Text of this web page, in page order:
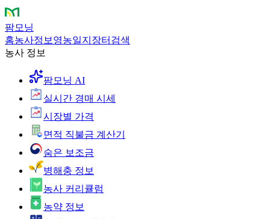
팜모닝
홈농사정보 영농일지 장터 검색
농사 정보
팜모닝 AI
실시간 경매 시세
시장별 가격
면적 직불금 계산기
숨은 보조금
병해충 정보
농사 커리큘럼
농약 정보